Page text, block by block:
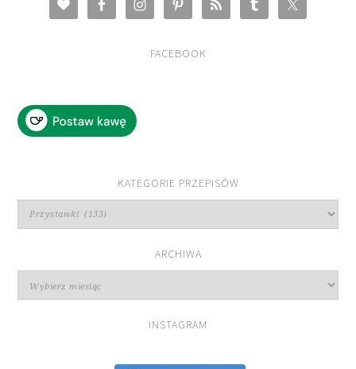
FACEBOOK
KATEGORIE PRZEPISÓW
Kategorie
przepisów
ARCHIWA
INSTAGRAM